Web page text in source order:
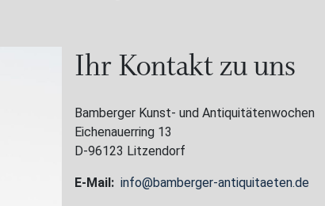
Ihr Kontakt zu uns
Bamberger Kunst- und Antiquitätenwochen
Eichenauerring 13
D-96123 Litzendorf
E-Mail: info@bamberger-antiquitaeten.de